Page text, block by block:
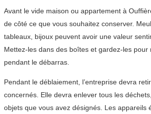
Avant le vide maison ou appartement à
de côté ce que vous souhaitez conserver.
tableaux, bijoux peuvent avoir une valeur
Mettez-les dans des boîtes et gardez-les pour
pendant le débarras.
Pendant le déblaiement, l’entreprise devra
concernés. Elle devra enlever tous les
objets que vous avez désignés. Les appareils